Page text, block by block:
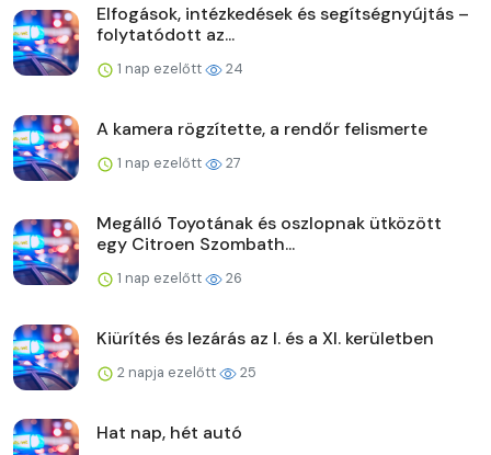
Elfogások, intézkedések és segítségnyújtás –
folytatódott az...
1 nap ezelőtt 24
A kamera rögzítette, a rendőr felismerte
1 nap ezelőtt 27
Megálló Toyotának és oszlopnak ütközött
egy Citroen Szombath...
1 nap ezelőtt 26
Kiürítés és lezárás az I. és a XI. kerületben
2 napja ezelőtt 25
Hat nap, hét autó